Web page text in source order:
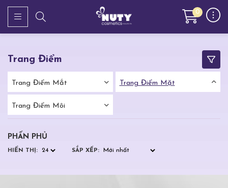
0
Trang Điểm
Trang Điểm Mắt Trang Điểm Mặt
Trang Điểm Môi
PHẤN PHỦ
HIỂN THỊ: SẮP XẾP: